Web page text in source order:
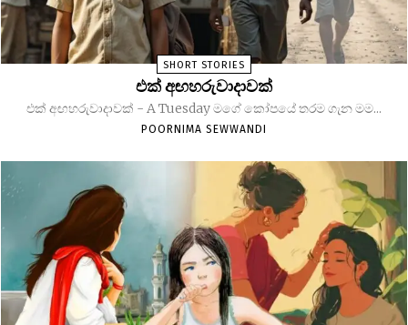
SHORT STORIES
එක් අඟහරුවාදාවක්
එක් අඟහරුවාදාවක් - A Tuesday මගේ කෝපයේ තරම ගැන මම...
POORNIMA SEWWANDI